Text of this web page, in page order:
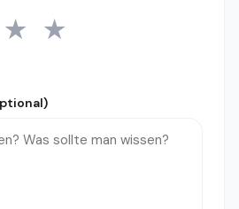
4 Sterne
★ 5 Sterne
★